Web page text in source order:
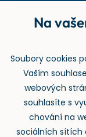
Rejstřík
Zpětný odběr
Na
Soubory cookies
Vaším
webových
souhlasíte s
chování na
sociálních sítích